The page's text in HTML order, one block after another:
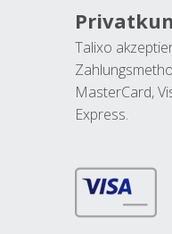
Talixo
MasterCard,
Express.